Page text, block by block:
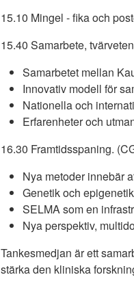
15.10 Mingel - fika och
15.40 Samarbete,
Samarbetet mellan
Innovativ modell för
Nationella och
Erfarenheter och
16.30 Framtidsspaning.
Nya metoder innebär
Genetik och
SELMA som en
Nya perspektiv,
Tankesmedjan är ett
stärka den kliniska